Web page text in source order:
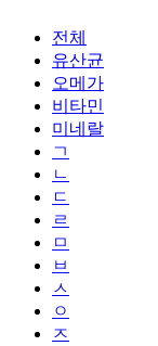
전체
유산균
오메가
비타민
미네랄
ㄱ
ㄴ
ㄷ
ㄹ
ㅁ
ㅂ
ㅅ
ㅇ
ㅈ